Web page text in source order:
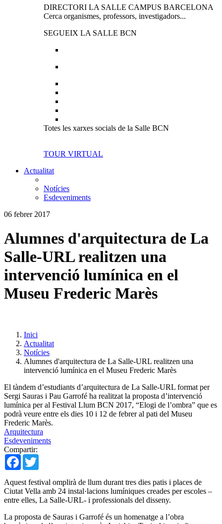
DIRECTORI LA SALLE CAMPUS BARCELONA
Cerca organismes, professors, investigadors...
SEGUEIX LA SALLE BCN
Totes les xarxes socials de la Salle BCN
TOUR VIRTUAL
Actualitat
Notícies
Esdeveniments
06 febrer 2017
Alumnes d'arquitectura de La
Salle-URL realitzen una
intervenció lumínica en el
Museu Frederic Marès
Inici
Actualitat
Notícies
Alumnes d'arquitectura de La Salle-URL realitzen una
intervenció lumínica en el Museu Frederic Marès
El tàndem d’estudiants d’arquitectura de La Salle-URL format per
Sergi Sauras i Pau Garrofé ha realitzat la proposta d’intervenció
lumínica per al Festival Llum BCN 2017, “Elogi de l’ombra” que es
podrà veure entre els dies 10 i 12 de febrer al pati del Museu
Frederic Marès.
Arquitectura
Esdeveniments
Compartir:
Facebook
Aquest festival omplirà de llum durant tres dies patis i places de
Ciutat Vella amb 24 instal·lacions lumíniques creades per escoles –
entre elles, La Salle-URL- i professionals del disseny.
La proposta de Sauras i Garrofé és un homenatge a l’obra